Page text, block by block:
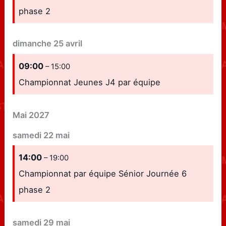
phase 2
dimanche 25 avril
09:00– 15:00
Championnat Jeunes J4 par équipe
Mai 2027
samedi 22 mai
14:00– 19:00
Championnat par équipe Sénior Journée 6
phase 2
samedi 29 mai